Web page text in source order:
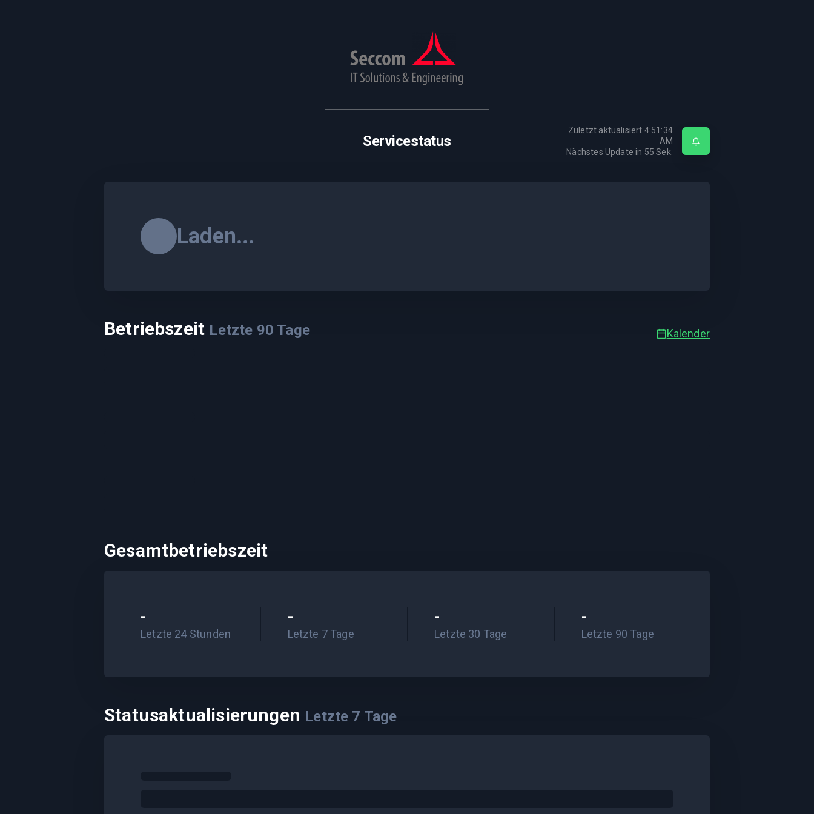
Servicestatus
Zuletzt aktualisiert 4:51:34
AM
Nächstes Update in 55 Sek.
Laden...
Betriebszeit Letzte 90 Tage Kalender
Gesamtbetriebszeit
-
Letzte 24 Stunden
-
Letzte 7 Tage
-
Letzte 30 Tage
-
Letzte 90 Tage
Statusaktualisierungen Letzte 7 Tage